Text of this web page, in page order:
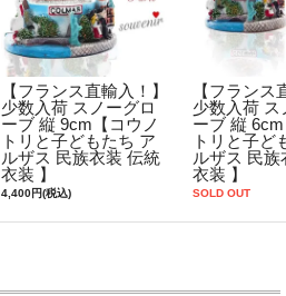
【フランス直輸入！】
少数入荷 スノーグロ
ーブ 縦 9cm【コウノ
トリと子どもたち ア
ルザス 民族衣装 伝統
衣装 】
4,400円(税込)
【フランス
少数入荷 ス
ーブ 縦
トリと子ど
ルザス 民族
衣装 】
SOLD OUT